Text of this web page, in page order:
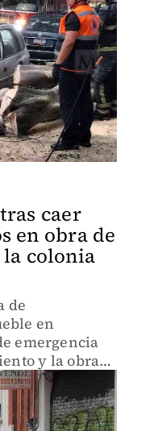
caer
en obra de
colonia
de
en
emergencia
y la obra